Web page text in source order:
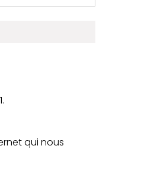
qui nous